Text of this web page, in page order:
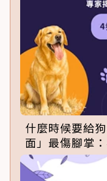
什麼時候要給
面」最傷腳掌